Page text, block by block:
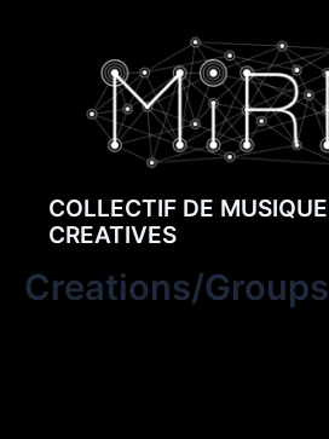
COLLECTIF DE MUSIQUE
CREATIVES
Creations/Groups